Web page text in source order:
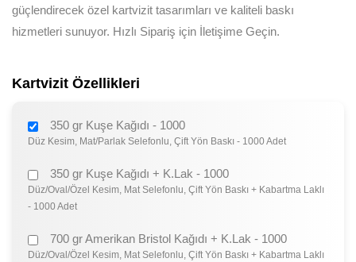
güçlendirecek özel kartvizit tasarımları ve kaliteli baskı
hizmetleri sunuyor. Hızlı Sipariş için İletişime Geçin.
Kartvizit Özellikleri
350 gr Kuşe Kağıdı - 1000
Düz Kesim, Mat/Parlak Selefonlu, Çift Yön Baskı - 1000 Adet
350 gr Kuşe Kağıdı + K.Lak - 1000
Düz/Oval/Özel Kesim, Mat Selefonlu, Çift Yön Baskı + Kabartma Laklı
- 1000 Adet
700 gr Amerikan Bristol Kağıdı + K.Lak - 1000
Düz/Oval/Özel Kesim, Mat Selefonlu, Çift Yön Baskı + Kabartma Laklı